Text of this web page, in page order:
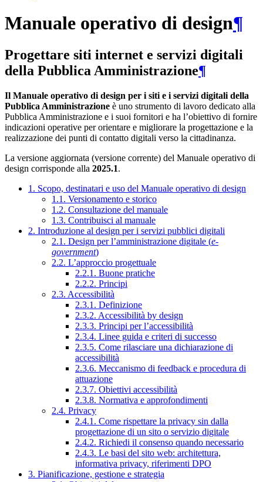
Manuale operativo di design¶
Progettare siti internet e servizi digitali
della Pubblica Amministrazione¶
Il Manuale operativo di design per i siti e i servizi digitali della
Pubblica Amministrazione è uno strumento di lavoro dedicato alla
Pubblica Amministrazione e i suoi fornitori e ha l’obiettivo di fornire
indicazioni operative per orientare e migliorare la progettazione e la
realizzazione dei punti di contatto digitali verso la cittadinanza.
La versione aggiornata (versione corrente) del Manuale operativo di
design corrisponde alla 2025.1.
1. Scopo, destinatari e uso del Manuale operativo di design
1.1. Versionamento e storico
1.2. Consultazione del manuale
1.3. Contribuisci al manuale
2. Introduzione al design per i servizi pubblici digitali
2.1. Design per l’amministrazione digitale (e-
government)
2.2. L’approccio progettuale
2.2.1. Buone pratiche
2.2.2. Principi
2.3. Accessibilità
2.3.1. Definizione
2.3.2. Accessibilità by design
2.3.3. Principi per l’accessibilità
2.3.4. Linee guida e criteri di successo
2.3.5. Come rilasciare una dichiarazione di
accessibilità
2.3.6. Meccanismo di feedback e procedura di
attuazione
2.3.7. Obiettivi accessibilità
2.3.8. Normativa e approfondimenti
2.4. Privacy
2.4.1. Come rispettare la privacy sin dalla
progettazione di un sito o servizio digitale
2.4.2. Richiedi il consenso quando necessario
2.4.3. Le basi del sito web: architettura,
informativa privacy, riferimenti DPO
3. Pianificazione, gestione e strategia